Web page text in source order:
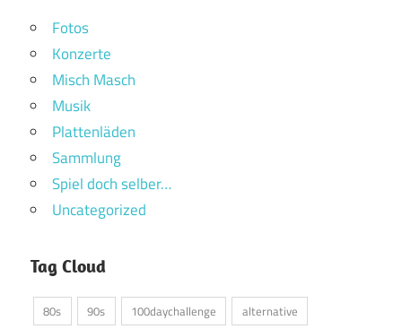
Fotos
Konzerte
Misch Masch
Musik
Plattenläden
Sammlung
Spiel doch selber…
Uncategorized
Tag Cloud
80s 90s 100daychallenge
alternative